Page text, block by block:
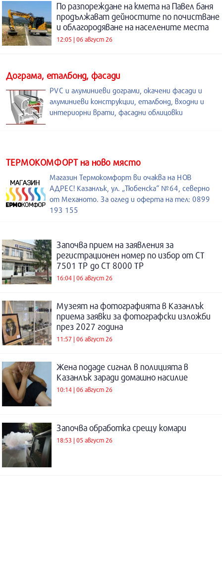
По разпореждане на кмета на Павел баня
продължават дейностите по почистване
и облагородяване на населените места
12:05 | 06 август 26
Дограма, еталбонд, фасади
PVC и алуминиеви дограми, окачени фасади и
алуминиеви конструкции, еталбонд, входни и
интериорни врати, фасадни облицовки
ТЕРМОКОМФОРТ на ново място
Магазин Термокомфорт ви очаква на НОВ
АДРЕС! Казанлък, ул. „Тюбенска“ №64, северно
от Механото. За оглед и оферта на тел: 0899
193 155
Започва прием на заявления за
регистрационен номер по избор от СТ
7501 ТР до СТ 8000 ТР
16:04 | 06 август 26
Музеят на фотографията в Казанлък
приема заявки за фотографски изложби
през 2027 година
11:57 | 06 август 26
Жена подаде сигнал в полицията в
Казанлък заради домашно насилие
10:14 | 06 август 26
Започва обработка срещу комари
18:53 | 05 август 26